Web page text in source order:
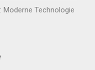
Moderne Technologie